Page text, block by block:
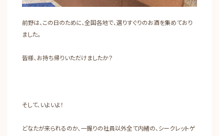
前野は、この日のために、全国各地で、選りすぐりのお酒を集めており
ました。
皆様、お持ち帰りいただけましたか？
そして、いよいよ！
どなたが来られるのか、一握りの社員以外全て内緒の、シークレットゲ